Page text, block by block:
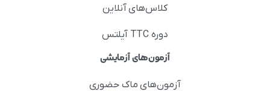
کلاس‌های آنلاین
دوره TTC آیلتس
آزمون‌های آزمایشی
آزمون‌های ماک حضوری